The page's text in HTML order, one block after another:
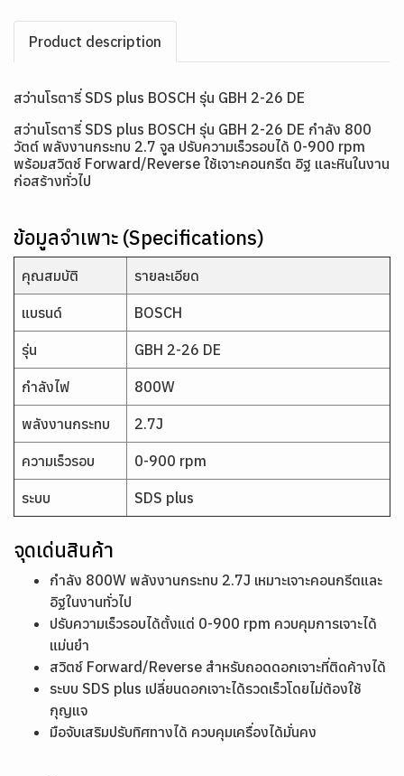
Product description
สว่านโรตารี่ SDS plus BOSCH รุ่น GBH 2-26 DE
สว่านโรตารี่ SDS plus BOSCH รุ่น GBH 2-26 DE กำลัง 800
วัตต์ พลังงานกระทบ 2.7 จูล ปรับความเร็วรอบได้ 0-900 rpm
พร้อมสวิตช์ Forward/Reverse ใช้เจาะคอนกรีต อิฐ และหินในงาน
ก่อสร้างทั่วไป
ข้อมูลจำเพาะ (Specifications)
คุณสมบัติ รายละเอียด
แบรนด์ BOSCH
รุ่น GBH 2-26 DE
กำลังไฟ 800W
พลังงานกระทบ 2.7J
ความเร็วรอบ 0-900 rpm
ระบบ SDS plus
จุดเด่นสินค้า
กำลัง 800W พลังงานกระทบ 2.7J เหมาะเจาะคอนกรีตและ
อิฐในงานทั่วไป
ปรับความเร็วรอบได้ตั้งแต่ 0-900 rpm ควบคุมการเจาะได้
แม่นยำ
สวิตช์ Forward/Reverse สำหรับถอดดอกเจาะที่ติดค้างได้
ระบบ SDS plus เปลี่ยนดอกเจาะได้รวดเร็วโดยไม่ต้องใช้
กุญแจ
มือจับเสริมปรับทิศทางได้ ควบคุมเครื่องได้มั่นคง